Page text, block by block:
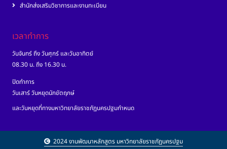
สำนักส่งเสริมวิชาการและงานทะเบียน
เวลาทำการ
วันจันทร์ ถึง วันศุกร์ และวันอาทิตย์
08.30 น. ถึง 16.30 น.
ปิดทำการ
วันเสาร์ วันหยุดนักขัตฤกษ์
และวันหยุดที่ทางมหาวิทยาลัยราชภัฏนครปฐมกำหนด
2024 งานพัฒนาหลักสูตร มหาวิทยาลัยราชภัฏนครปฐม